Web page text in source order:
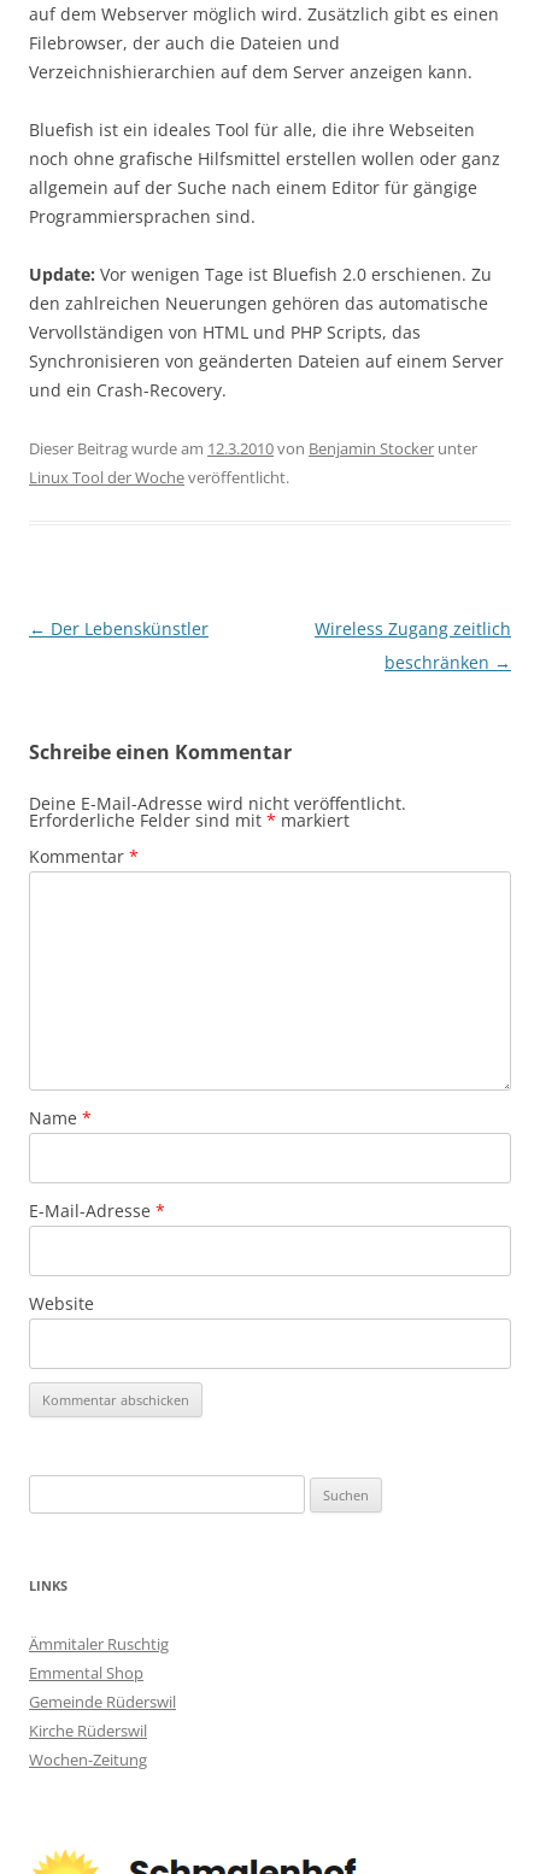
auf dem Webserver möglich wird. Zusätzlich gibt es einen
Filebrowser, der auch die Dateien und
Verzeichnishierarchien auf dem Server anzeigen kann.
Bluefish ist ein ideales Tool für alle, die ihre Webseiten
noch ohne grafische Hilfsmittel erstellen wollen oder ganz
allgemein auf der Suche nach einem Editor für gängige
Programmiersprachen sind.
Update: Vor wenigen Tage ist Bluefish 2.0 erschienen. Zu
den zahlreichen Neuerungen gehören das automatische
Vervollständigen von HTML und PHP Scripts, das
Synchronisieren von geänderten Dateien auf einem Server
und ein Crash-Recovery.
Dieser Beitrag wurde am 12.3.2010von Benjamin Stocker unter
Linux Tool der Wocheveröffentlicht.
Beitragsnavigation
← Der Lebenskünstler
Wireless Zugang zeitlich
beschränken →
Schreibe einen Kommentar
Deine E-Mail-Adresse wird nicht veröffentlicht.
Erforderliche Felder sind mit * markiert
Kommentar *
Name *
E-Mail-Adresse *
Website
nach:
LINKS
Ämmitaler Ruschtig
Emmental Shop
Gemeinde Rüderswil
Kirche Rüderswil
Wochen-Zeitung